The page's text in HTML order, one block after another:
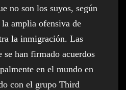
no son los suyos, según
amplia ofensiva de
la inmigración. Las
se han firmado acuerdos
en el mundo en
con el grupo Third